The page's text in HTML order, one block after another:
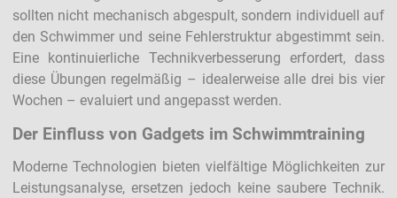
sollten nicht mechanisch abgespult, sondern individuell auf
den Schwimmer und seine Fehlerstruktur abgestimmt sein.
Eine kontinuierliche Technikverbesserung erfordert, dass
diese Übungen regelmäßig – idealerweise alle drei bis vier
Wochen – evaluiert und angepasst werden.
Der Einfluss von Gadgets im Schwimmtraining
Moderne Technologien bieten vielfältige Möglichkeiten zur
Leistungsanalyse, ersetzen jedoch keine saubere Technik.